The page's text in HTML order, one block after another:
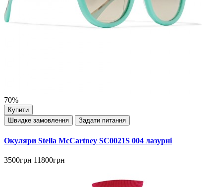
70%
Купити
Швидке замовлення
Задати питання
Окуляри Stella McCartney SC0021S 004 лазурні
3500грн 11800грн